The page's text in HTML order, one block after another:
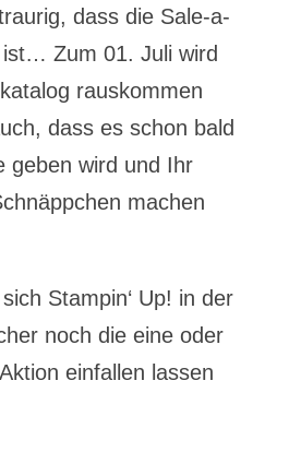
dass die Sale-a-
Zum 01. Juli wird
rauskommen
dass es schon bald
geben wird und Ihr
machen
Stampin‘ Up! in der
noch die eine oder
einfallen lassen